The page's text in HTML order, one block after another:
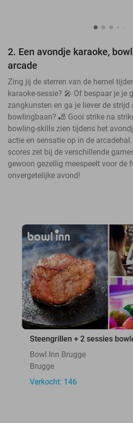
2. Een avondje karaoke,
arcade
Zing jij de sterren van de hemel
karaoke-sessie? 🎤 Of bespaar je je
zangkunsten en ga je liever de strijd
bowlingbaan? 🎳 Gooi strike na
bowling-skills zien tijdens het
actie en sensatie op in de
scores zet bij de verschillende
gewoon gezellig meespeelt voor de
onvergetelijke avond!
Steengrillen + 2 sessies
Bowl Inn Brugge
Brugge
Verkocht: 146